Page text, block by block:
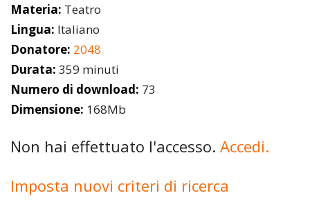
Materia: Teatro
Lingua: Italiano
Donatore: 2048
Durata: 359 minuti
Numero di download: 73
Dimensione: 168Mb
Non hai effettuato l'accesso. Accedi.
Imposta nuovi criteri di ricerca